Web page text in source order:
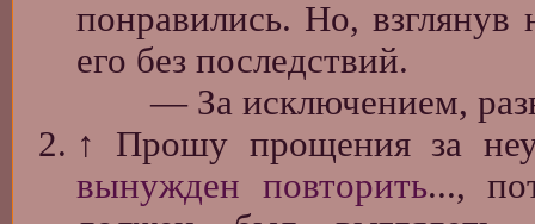
понравились. Но, взглянув
его без последствий.
— За исключением,
↑
Прошу прощения за
вынужден повторить...,